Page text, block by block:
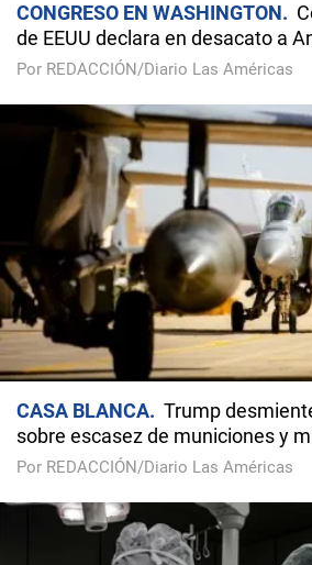
CONGRESO EN WASHINGTON
de EEUU declara en desacato a
Por REDACCIÓN/Diario Las Américas
CASA BLANCA
Trump
sobre escasez de municiones y
Por REDACCIÓN/Diario Las Américas